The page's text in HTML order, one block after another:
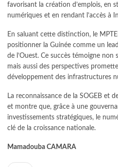
favorisant la création d’emplois, en
numériques et en rendant l’accès à
En saluant cette distinction, le
positionner la Guinée comme un
de l’Ouest. Ce succès témoigne non
mais aussi des perspectives
développement des infrastructures
La reconnaissance de la SOGEB et
et montre que, grâce à une
investissements stratégiques, le
clé de la croissance nationale.
Mamadouba CAMARA